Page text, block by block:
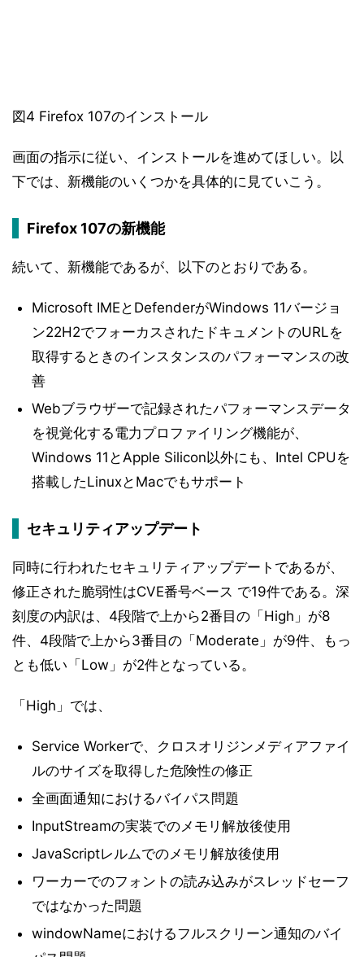
図4 Firefox 107のインストール
画面の指示に従い、インストールを進めてほしい。以
下では、新機能のいくつかを具体的に見ていこう。
Firefox 107の新機能
続いて、新機能であるが、以下のとおりである。
Microsoft IMEとDefenderがWindows 11バージョ
ン22H2でフォーカスされたドキュメントのURLを
取得するときのインスタンスのパフォーマンスの改
善
Webブラウザーで記録されたパフォーマンスデータ
を視覚化する電力プロファイリング機能が、
Windows 11とApple Silicon以外にも、Intel CPUを
搭載したLinuxとMacでもサポート
セキュリティアップデート
同時に行われたセキュリティアップデートであるが、
修正された脆弱性はCVE番号ベース で19件である。深
刻度の内訳は、4段階で上から2番目の「High」が8
件、4段階で上から3番目の「Moderate」が9件、もっ
とも低い「Low」が2件となっている。
「High」では、
Service Workerで、クロスオリジンメディアファイ
ルのサイズを取得した危険性の修正
全画面通知におけるバイパス問題
InputStreamの実装でのメモリ解放後使用
JavaScriptレルムでのメモリ解放後使用
ワーカーでのフォントの読み込みがスレッドセーフ
ではなかった問題
windowNameにおけるフルスクリーン通知のバイ